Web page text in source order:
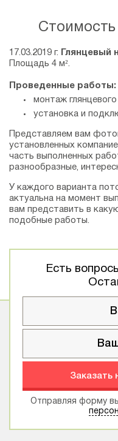
Стоимость
17.03.2019 г.
Глянцевый
Площадь 4 м².
Проведенные работы:
монтаж
установка и
Представляем вам
установленных
часть выполненных
разнообразные,
У каждого варианта
актуальна на момент
вам представить в
подобные работы.
Есть
Заказать
Отправляя форму